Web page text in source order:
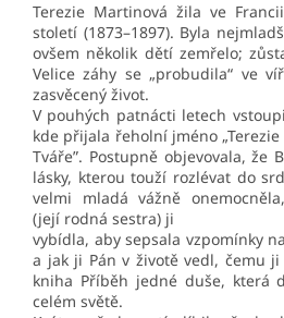
Terezie Martinová žila ve
století (1873–1897). Byla
ovšem několik dětí zemřelo;
Velice záhy se „probudila“ ve
zasvěcený život.
V pouhých patnácti letech
kde přijala řeholní jméno „Terezie
Tváře”. Postupně objevovala,
lásky, kterou touží rozlévat do
velmi mladá vážně
(její rodná sestra) ji
vybídla, aby sepsala vzpomínky
a jak ji Pán v životě vedl, čemu ji
kniha Příběh jedné duše, která
celém světě.